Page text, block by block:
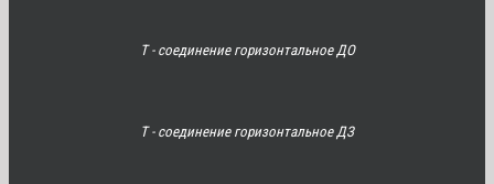
Т - соединение горизонтальное ДО
Т - соединение горизонтальное ДЗ